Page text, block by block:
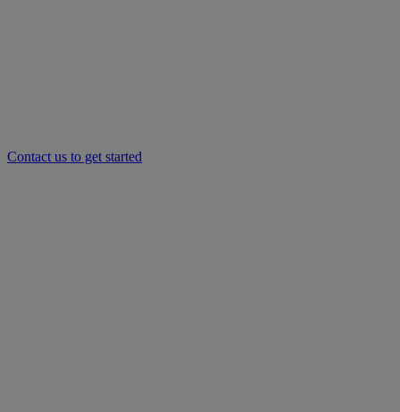
Contact us to get started